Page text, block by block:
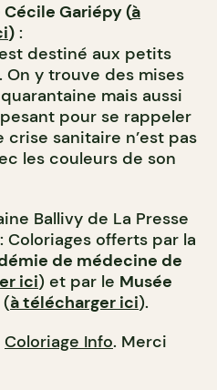
Gariépy (à
) :
destiné aux petits
On y trouve des mises
mais aussi
pour se rappeler
sanitaire n’est pas
les couleurs de son
Ballivy de La Presse
offerts par la
de médecine de
ici) et par le Musée
(à télécharger ici).
Coloriage Info. Merci